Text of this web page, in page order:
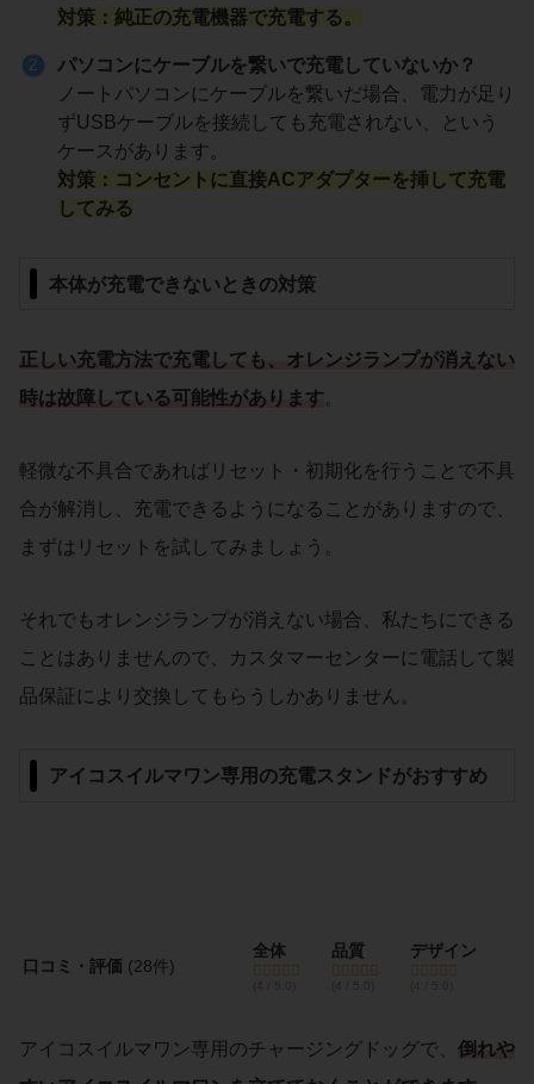
対策 ：純正の充電機器で充電する。
パソコンにケーブルを繋いで充電していないか？
ノートパソコンにケーブルを繋いだ場合、電力が足り
ずUSBケーブルを接続しても充電されない、という
ケースがあります。
対策 ：コンセントに直接ACアダプターを挿して充電
してみる
本体が充電できないときの対策
正しい充電方法で充電しても、オレンジランプが消えない
時は故障している可能性があります
軽微な不具合であればリセット・初期化を行うことで不具
合が解消し、充電できるようになることがありますので、
まずはリセットを試してみましょう。
それでもオレンジランプが消えない場合、私たちにできる
ことはありませんので、カスタマーセンターに電話して製
品保証により交換してもらうしかありません。
アイコスイルマワン専用の充電スタンドがおすすめ
口コミ・評価 (28件)
全体 品質 デザイン
アイコスイルマワン専用のチャージングドッグで、 倒れや